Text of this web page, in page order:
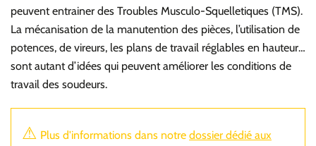
peuvent entrainer des Troubles Musculo-Squelletiques (TMS).
La mécanisation de la manutention des pièces, l’utilisation de
potences, de vireurs, les plans de travail réglables en hauteur…
sont autant d’idées qui peuvent améliorer les conditions de
travail des soudeurs.
⚠ Plus d'informations dans notre dossier dédié aux